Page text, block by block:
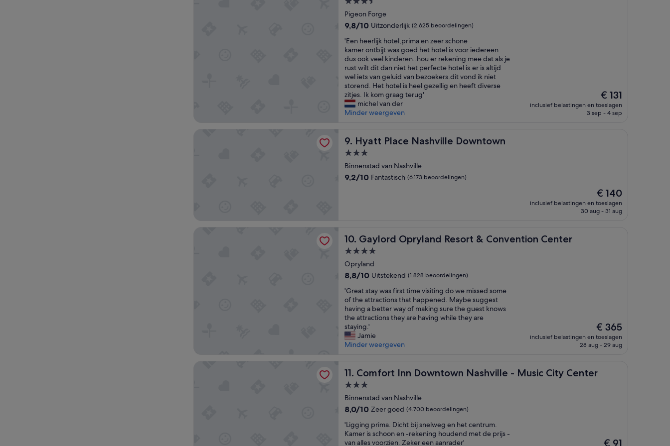
y
a
d
l
o
t
s
t
o
d
o
i
l
a
t
o
r
.
W
W
i
l
l
d
e
f
t
l
y
a
p
a
k
i
s
g
r
e
a
t
f
k
i
s
a
s
sterrenaccommodatie
Pigeon Forge
9.8
10,
Uitzonderlijk,
(2.625
beoordelingen)
9,8/10 Uitzonderlijk (2.625 beoordelingen)
'
E
e
n
h
e
e
r
l
k
o
t
e
a
n
z
e
r
s
c
h
o
n
e
m
e
.
o
t
b
i
'Een heerlijk hotel,prima en zeer schone
kamer.ontbijt was goed het hotel is voor iedereen
dus ook veel kinderen..hou er rekening mee dat als je
rust wilt dit dan niet het perfecte hotel is.er is altijd
wel iets van geluid van bezoekers.dit vond ik niet
storend. Het hotel is heel gezellig en heeft diverse
zitjes. Ik kom graag terug'
michel van der
Minder weergeven
De
prijs
is
€ 131
inclusief belastingen en toeslagen
3 sep - 4 sep
9. Hyatt Place Nashville Downtown
Hyatt Place Nashville Downtown
3.0-
sterrenaccommodatie
Binnenstad van Nashville
9.2
9,2/10 Fantastisch (6.173 beoordelingen)
De
prijs
is
€ 140
inclusief belastingen en toeslagen
30 aug - 31 aug
10. Gaylord Opryland Resort & Convention Center
Gaylord Opryland Resort & Convention Center
4.0-
sterrenaccommodatie
Opryland
8.8
10,
Uitstekend,
(1.828
beoordelingen)
8,8/10 Uitstekend (1.828 beoordelingen)
'
G
r
e
a
t
s
y
w
a
s
f
r
s
t
'Great stay was first time visiting do we missed some
of the attractions that happened. Maybe suggest
having a better way of making sure the guest knows
the attractions they are having while they are
staying.'
Jamie
Minder weergeven
De
prijs
is
€ 365
inclusief belastingen en toeslagen
28 aug - 29 aug
11. Comfort Inn Downtown Nashville - Music City Center
Comfort Inn Downtown Nashville - Music City Center
3.0-
sterrenaccommodatie
Binnenstad van Nashville
8.0
10,
Zeer
goed,
8,0/10 Zeer goed (4.700 beoordelingen)
'
L
i
'Ligging prima. Dicht bij snelweg en het centrum.
Kamer is schoon en -rekening houdend met de prijs -
van alles voorzien. Zeker een aanrader'
De
€ 91